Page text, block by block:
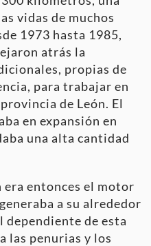
vidas de muchos
1973 hasta 1985,
atrás la
propias de
para trabajar en
de León. El
en expansión en
una alta cantidad
era entonces el motor
a su alrededor
dependiente de esta
las penurias y los